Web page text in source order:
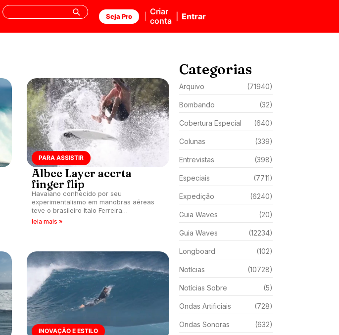
Seja Pro
Criar
conta
Entrar
PARA ASSISTIR
Albee Layer acerta
finger flip
Havaiano conhecido por seu
experimentalismo em manobras aéreas
teve o brasileiro Italo Ferreira
comentando que vai focar no finger flip
leia mais »
INOVAÇÃO E ESTILO
Categorias
Arquivo (71940)
Bombando (32)
Cobertura Especial (640)
Colunas (339)
Entrevistas (398)
Especiais (7711)
Expedição (6240)
Guia Waves (20)
Guia Waves (12234)
Longboard (102)
Notícias (10728)
Notícias Sobre (5)
Ondas Artificiais (728)
Ondas Sonoras (632)